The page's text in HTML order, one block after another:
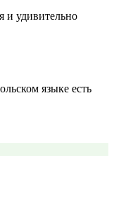
и удивительно
языке есть